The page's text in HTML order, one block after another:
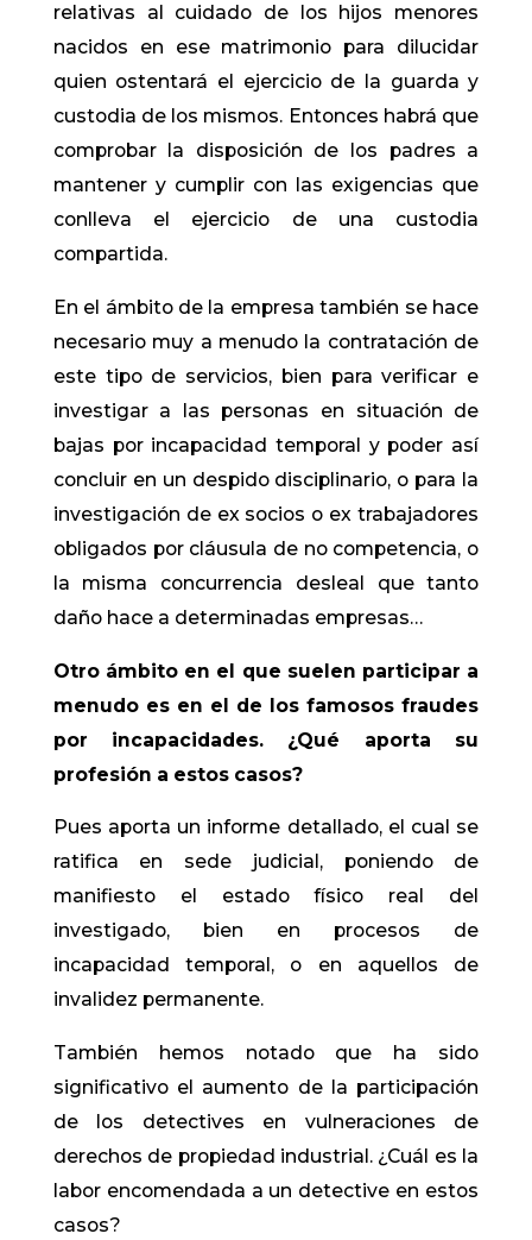
relativas al cuidado de los hijos menores
nacidos en ese matrimonio para dilucidar
quien ostentará el ejercicio de la guarda y
custodia de los mismos. Entonces habrá que
comprobar la disposición de los padres a
mantener y cumplir con las exigencias que
conlleva el ejercicio de una custodia
compartida.
En el ámbito de la empresa también se hace
necesario muy a menudo la contratación de
este tipo de servicios, bien para verificar e
investigar a las personas en situación de
bajas por incapacidad temporal y poder así
concluir en un despido disciplinario, o para la
investigación de ex socios o ex trabajadores
obligados por cláusula de no competencia, o
la misma concurrencia desleal que tanto
daño hace a determinadas empresas…
Otro ámbito en el que suelen participar a
menudo es en el de los famosos fraudes
por incapacidades. ¿Qué aporta su
profesión a estos casos?
Pues aporta un informe detallado, el cual se
ratifica en sede judicial, poniendo de
manifiesto el estado físico real del
investigado, bien en procesos de
incapacidad temporal, o en aquellos de
invalidez permanente.
También hemos notado que ha sido
significativo el aumento de la participación
de los detectives en vulneraciones de
derechos de propiedad industrial. ¿Cuál es la
labor encomendada a un detective en estos
casos?